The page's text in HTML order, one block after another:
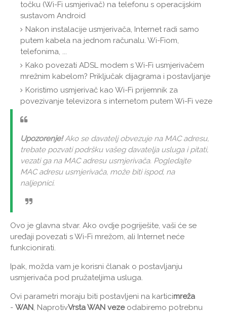
točku (Wi-Fi usmjerivač) na telefonu s operacijskim
sustavom Android
Nakon instalacije usmjerivača, Internet radi samo
putem kabela na jednom računalu. Wi-Fiom,
telefonima, ...
Kako povezati ADSL modem s Wi-Fi usmjerivačem
mrežnim kabelom? Priključak dijagrama i postavljanje
Koristimo usmjerivač kao Wi-Fi prijemnik za
povezivanje televizora s internetom putem Wi-Fi veze
Upozorenje!Ako se davatelj obvezuje na MAC adresu,
trebate pozvati podršku vašeg davatelja usluga i pitati,
vezati ga na MAC adresu usmjerivača. Pogledajte
MAC adresu usmjerivača, može biti ispod, na
naljepnici.
Ovo je glavna stvar. Ako ovdje pogriješite, vaši će se
uređaji povezati s Wi-Fi mrežom, ali Internet neće
funkcionirati.
Ipak, možda vam je korisni članak o postavljanju
usmjerivača pod pružateljima usluga.
Ovi parametri moraju biti postavljeni na karticimreža
- WAN , NaprotivVrsta WAN vezeodabiremo potrebnu